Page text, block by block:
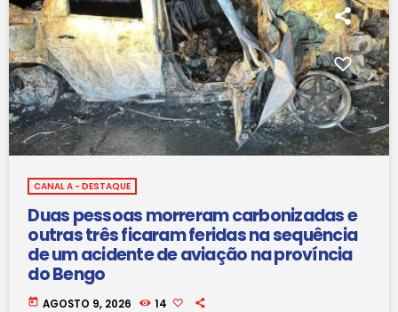
CANAL A - DESTAQUE
Duas pessoas morreram carbonizadas e
outras três ficaram feridas na sequência
de um acidente de aviação na província
do Bengo
today AGOSTO 9, 2026 14